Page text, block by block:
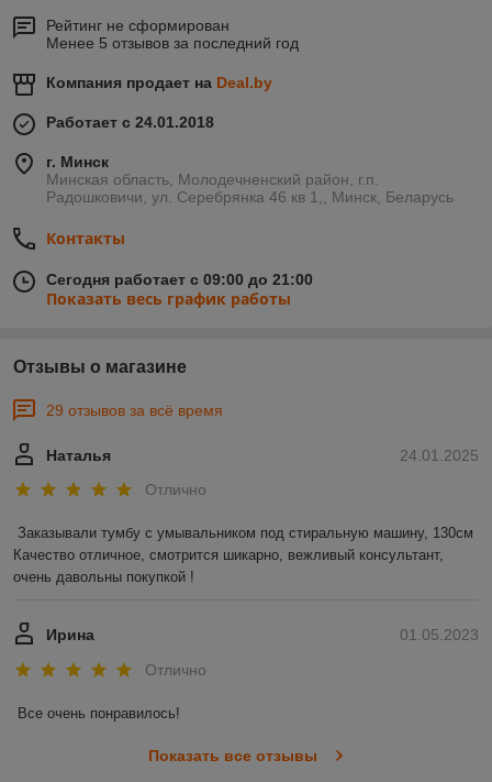
Рейтинг не сформирован
Менее 5 отзывов за последний год
Компания продает на Deal.by
Работает с 24.01.2018
г. Минск
Минская область, Молодечненский район, г.п.
Радошковичи, ул. Серебрянка 46 кв 1,, Минск, Беларусь
Контакты
Сегодня работает с 09:00 до 21:00
Показать весь график работы
Отзывы о магазине
29 отзывов за всё время
24.01.2025
Наталья
Отлично
Заказывали тумбу с умывальником под стиральную машину, 130см
Качество отличное, смотрится шикарно, вежливый консультант,
очень давольны покупкой !
01.05.2023
Ирина
Отлично
Все очень понравилось!
Показать все отзывы